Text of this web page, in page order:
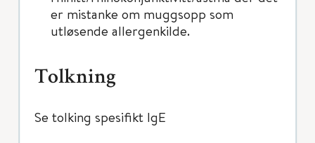
er mistanke om muggsopp som
utløsende allergenkilde.
Tolkning
Se tolking spesifikt IgE